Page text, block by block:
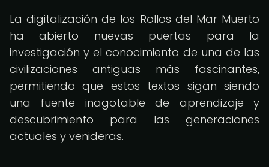
La digitalización de los Rollos del Mar Muerto
ha abierto nuevas puertas para la
investigación y el conocimiento de una de las
civilizaciones antiguas más fascinantes,
permitiendo que estos textos sigan siendo
una fuente inagotable de aprendizaje y
descubrimiento para las generaciones
actuales y venideras.